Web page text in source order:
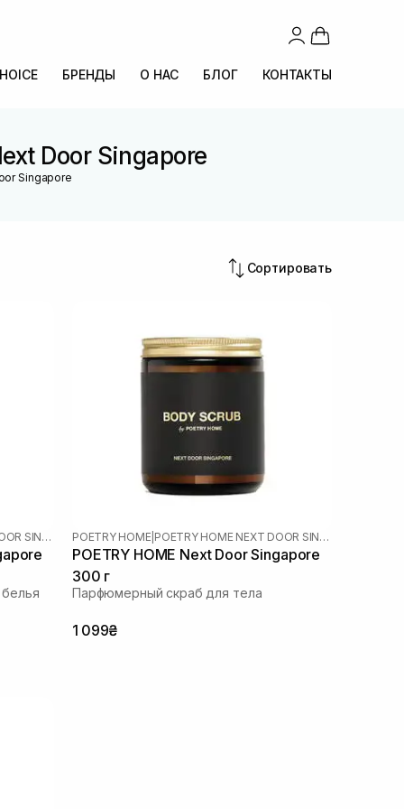
БРЕНДЫ О НАС БЛОГ КОНТАКТЫ
Door Singapore
Singapore
Сортировать
POETRY HOME NEXT DOOR SINGAPORE POETRY HOME POETRY HOME NEXT DOOR SINGAPORE
POETRY HOME Next Door Singapore
300 г
Парфюмерный скраб для тела
1 099₴